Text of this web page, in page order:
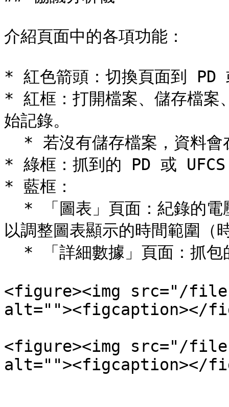
介紹頁面中的各項功能：
* 紅色箭頭：切換頁面到 PD
* 紅框：打開檔案、儲存檔案
始記錄。
* 綠框：抓到的 PD 或
* 藍框：
以調整圖表顯示的時間範圍（
<figure><img src="/files/
alt=""><figcaption></
<figure><img src="/